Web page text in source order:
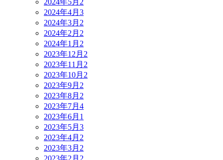
2024年5月 2
2024年4月 3
2024年3月 2
2024年2月 2
2024年1月 2
2023年12月 2
2023年11月 2
2023年10月 2
2023年9月 2
2023年8月 2
2023年7月 4
2023年6月 1
2023年5月 3
2023年4月 2
2023年3月 2